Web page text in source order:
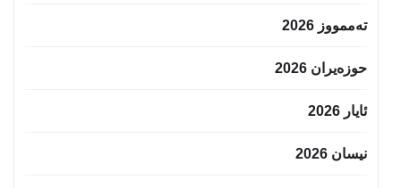
تەممووز 2026
حوزه‌یران 2026
ئایار 2026
نیسان 2026